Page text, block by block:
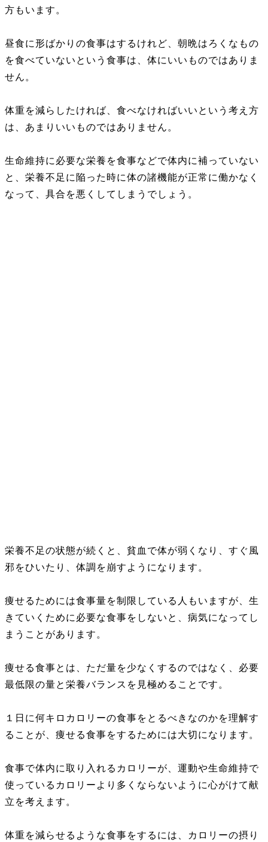
方もいます。
昼食に形ばかりの食事はするけれど、朝晩はろくなもの
を食べていないという食事は、体にいいものではありま
せん。
体重を減らしたければ、食べなければいいという考え方
は、あまりいいものではありません。
生命維持に必要な栄養を食事などで体内に補っていない
と、栄養不足に陥った時に体の諸機能が正常に働かなく
なって、具合を悪くしてしまうでしょう。
栄養不足の状態が続くと、貧血で体が弱くなり、すぐ風
邪をひいたり、体調を崩すようになります。
痩せるためには食事量を制限している人もいますが、生
きていくために必要な食事をしないと、病気になってし
まうことがあります。
痩せる食事とは、ただ量を少なくするのではなく、必要
最低限の量と栄養バランスを見極めることです。
１日に何キロカロリーの食事をとるべきなのかを理解す
ることが、痩せる食事をするためには大切になります。
食事で体内に取り入れるカロリーが、運動や生命維持で
使っているカロリーより多くならないように心がけて献
立を考えます。
体重を減らせるような食事をするには、カロリーの摂り